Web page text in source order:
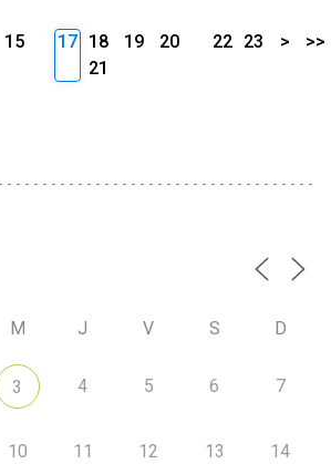
15
17 18 19
20
21
22 23 > >>
M J V S D
3 4 5 6 7
10 11 12 13 14